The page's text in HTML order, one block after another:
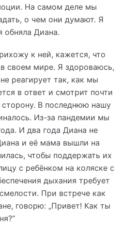
На самом деле мы
о чем они думают. Я
обняла Диана.
к ней, кажется, что
своем мире. Я здороваюсь,
реагирует так, как мы
в ответ и смотрит почти
сторону. В последнюю нашу
Из-за пандемии мы
И два года Диана не
и её мама вышли на
чтобы поддержать их
с ребёнком на коляске с
дыхания требует
При встрече как
говорю: „Привет! Как ты